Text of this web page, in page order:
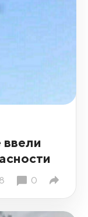
ввели
0